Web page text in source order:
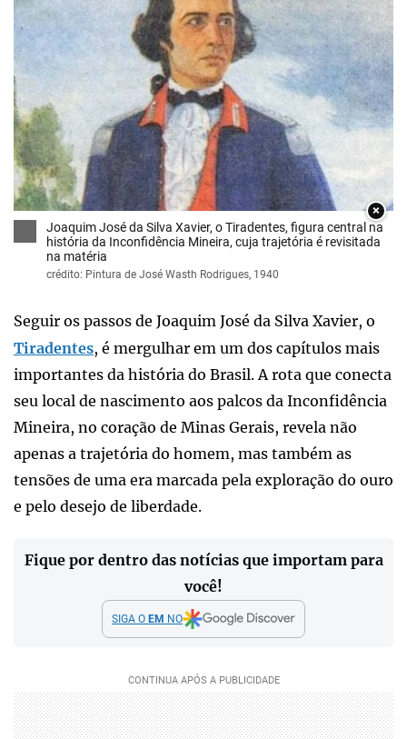
×
Joaquim José da Silva Xavier, o Tiradentes, figura central na
história da Inconfidência Mineira, cuja trajetória é revisitada
na matéria
crédito: Pintura de José Wasth Rodrigues, 1940
Seguir os passos de Joaquim José da Silva Xavier, o
Tiradentes, é mergulhar em um dos capítulos mais
importantes da história do Brasil. A rota que conecta
seu local de nascimento aos palcos da Inconfidência
Mineira, no coração de Minas Gerais, revela não
apenas a trajetória do homem, mas também as
tensões de uma era marcada pela exploração do ouro
e pelo desejo de liberdade.
Fique por dentro das notícias que importam para
você!
SIGA O EM NO